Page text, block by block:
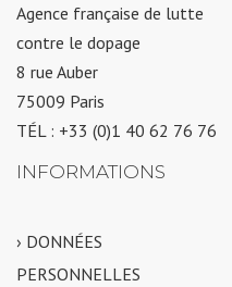
Agence française de lutte
contre le dopage
8 rue Auber
75009 Paris
TÉL : +33 (0)1 40 62 76 76
INFORMATIONS
› DONNÉES
PERSONNELLES